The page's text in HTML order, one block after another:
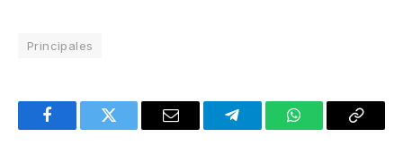
Principales
FacebookTwitter Email TelegramWhatsAppCopy